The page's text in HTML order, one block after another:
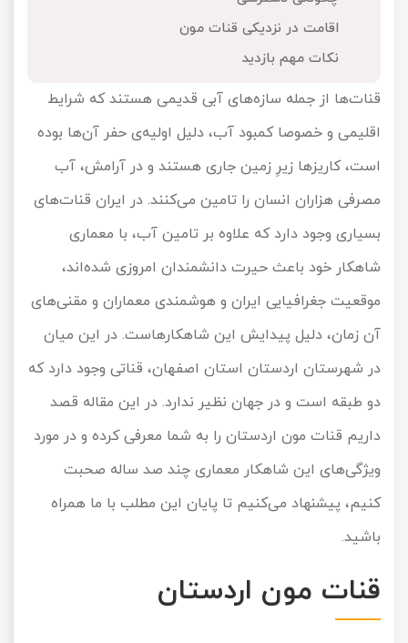
اقامت در نزدیکی قنات مون
نکات مهم بازدید
قنات‌ها از جمله سازه‌های آبی قدیمی هستند که شرایط
اقلیمی و خصوصا کمبود آب، دلیل اولیه‌ی حفر آن‌ها بوده
است، کاریزها زیرِ زمین جاری هستند و در آرامش، آب
مصرفی هزاران انسان را تامین می‌کنند. در ایران قنات‌های
بسیاری وجود دارد که علاوه بر تامین آب، با معماری
شاهکار خود باعث حیرت دانشمندان امروزی شده‌اند،
موقعیت جغرافیایی ایران و هوشمندی معماران و مقنی‌های
آن زمان، دلیل پیدایش این شاهکارهاست. در این میان
در شهرستان اردستان استان اصفهان، قناتی وجود دارد که
دو طبقه است و در جهان نظیر ندارد. در این مقاله قصد
داریم قنات مون اردستان را به شما معرفی کرده و در مورد
ویژگی‌های این شاهکار معماری چند صد ساله صحبت
کنیم، پیشنهاد می‌کنیم تا پایان این مطلب با ما همراه
باشید.
قنات مون اردستان
تور کویر مرنجاب
تور کویر کاراکال
تور کویر مصر
تور کویر ابوزیدآباد
تور هرمز
تور ماسوله
تور گلستان
تور سوباتان
تور مرداب هسل
تور کاشان
تور اصفهان
تور کیش از ساری
تور کیش از بندرعباس
تور سنگاپور اقساطی
تور قزاقستان اقساطی
تور زیارتی اقساطی